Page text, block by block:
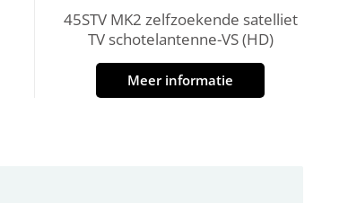
45STV MK2 zelfzoekende satelliet
TV schotelantenne-VS (HD)
Meer informatie